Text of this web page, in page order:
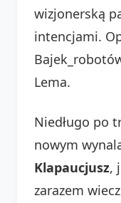
wizjonerską
intencjami.
Lema.
Niedługo po
nowym
Klapaucjusz,
zarazem